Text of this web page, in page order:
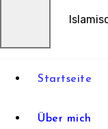
Startseite
Über mich